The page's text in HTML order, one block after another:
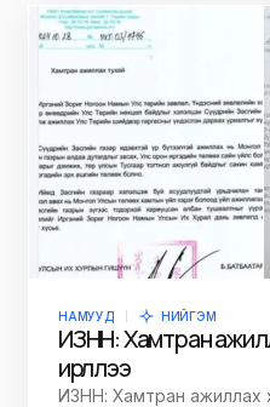
НАМУУД НИЙГЭМ
ИЗНН: Хамтран
ирүүллээ
ИЗНН: Хамтран ажиллах